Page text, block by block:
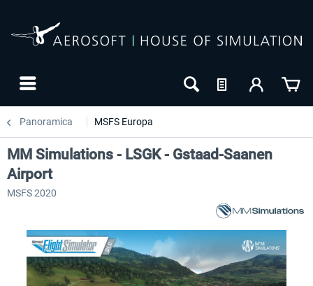
Panoramica MSFS Europa
MM Simulations - LSGK - Gstaad-Saanen
Airport
MSFS 2020